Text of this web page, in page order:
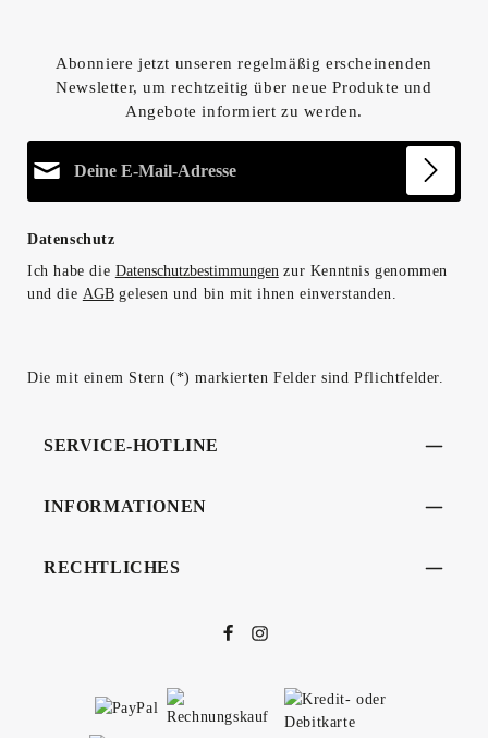
Abonniere jetzt unseren regelmäßig erscheinenden
Newsletter, um rechtzeitig über neue Produkte und
Angebote informiert zu werden.
Datenschutz
Ich habe die Datenschutzbestimmungen zur Kenntnis genommen
und die AGBgelesen und bin mit ihnen einverstanden.
Die mit einem Stern (*) markierten Felder sind Pflichtfelder.
SERVICE-HOTLINE
INFORMATIONEN
RECHTLICHES